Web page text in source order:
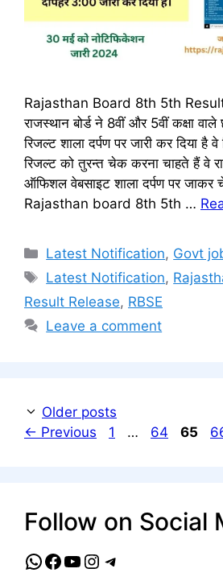
Rajasthan Board 8th 5th Result
राजस्थान बोर्ड ने 8वीं और 5वीं कक्षा
रिजल्ट शाला दर्पण पर जारी कर दिया है वे
रिजल्ट को तुरन्त चेक करना चाहते हैं वे
ऑफिशल वेबसाइट शाला दर्पण पर
Rajasthan board 8th 5th …
Categories
Latest Notification, Govt
Tags
Latest Notification,
Result Release, RBSE
Leave a comment
Older posts
← Previous Page
1 … Page
64 Page
65
Follow on Social
WhatsApp
Facebook
YouTube
Instagram
Telegram